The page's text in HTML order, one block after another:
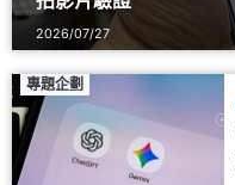
2026/07/27
專題企劃